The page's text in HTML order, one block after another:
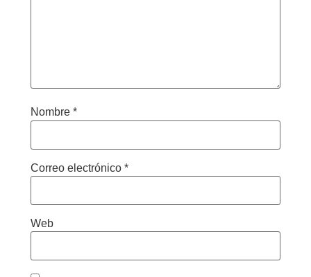
Nombre *
Correo electrónico *
Web